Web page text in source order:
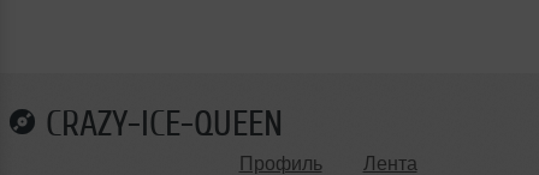
CRAZY-ICE-QUEEN
Профиль Лента